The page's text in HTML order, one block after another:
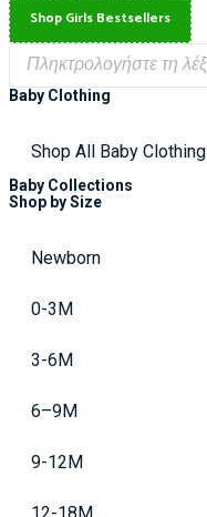
Shop Girls Bestsellers
Baby Clothing
Shop All Baby Clothing
Baby Collections
Shop by Size
Newborn
0-3M
3-6M
6–9M
9-12M
12-18M